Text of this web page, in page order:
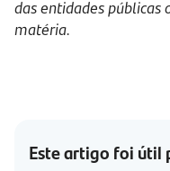
das entidades públicas
matéria.
Este artigo foi útil